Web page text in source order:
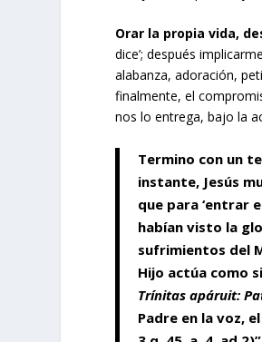
Orar la propia vida,
dice’; después
alabanza, adoración,
finalmente, el
nos lo entrega, bajo la
Termino con un
instante, Jesús
que para ‘entrar
habían visto la
sufrimientos del
Hijo actúa como
Trínitas apáruit:
Padre en la voz,